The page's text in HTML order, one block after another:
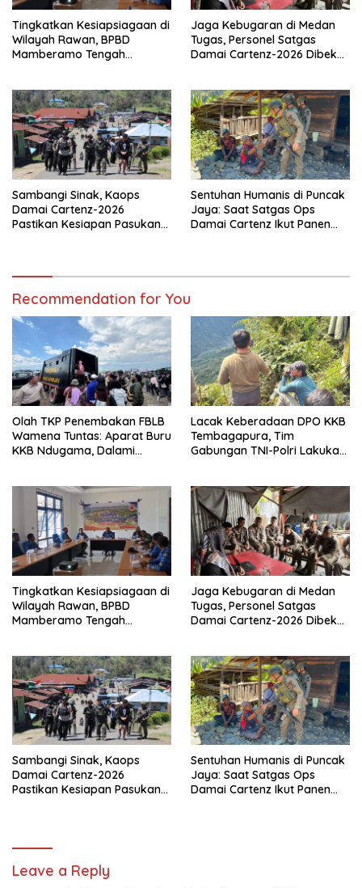
Tingkatkan Kesiapsiagaan di
Wilayah Rawan, BPBD
Mamberamo Tengah
Jaga Kebugaran di Medan
Tugas, Personel Satgas
Damai Cartenz-2026 Dibekali
Sambangi Sinak, Kaops
Damai Cartenz-2026
Pastikan Kesiapan Pasukan
Sentuhan Humanis di Puncak
Jaya: Saat Satgas Ops
Damai Cartenz Ikut Panen
Recommendation for You
Olah TKP Penembakan FBLB
Wamena Tuntas: Aparat Buru
KKB Ndugama, Dalami
Lacak Keberadaan DPO KKB
Tembagapura, Tim
Gabungan TNI-Polri Lakukan
Tingkatkan Kesiapsiagaan di
Wilayah Rawan, BPBD
Mamberamo Tengah
Jaga Kebugaran di Medan
Tugas, Personel Satgas
Damai Cartenz-2026 Dibekali
Sambangi Sinak, Kaops
Damai Cartenz-2026
Pastikan Kesiapan Pasukan
Sentuhan Humanis di Puncak
Jaya: Saat Satgas Ops
Damai Cartenz Ikut Panen
Leave a Reply